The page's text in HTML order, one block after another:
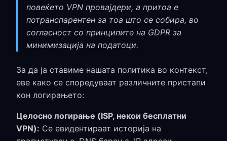
повеќето VPN провајдери, а притоа е
потранспарентен за тоа што се собира, во
согласност со принципите на GDPR за
минимизација на податоци.
За да ја ставиме нашата политика во контекст,
еве како се споредуваат различните пристапи
кон логирањето:
Целосно логирање (ISP, некои бесплатни
VPN): Се евидентираат историја на